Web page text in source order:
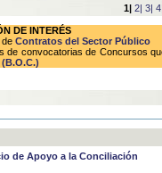
1| 2| 3|
DE INTERÉS
deContratos del Sector Público
de convocatorias de Concursos
de Apoyo a la Conciliación